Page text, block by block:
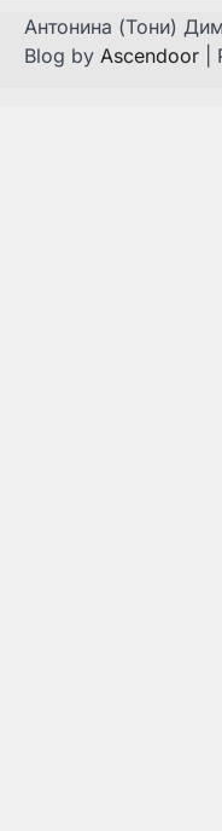
Антонина (Тони)
Blog by Ascendoor |